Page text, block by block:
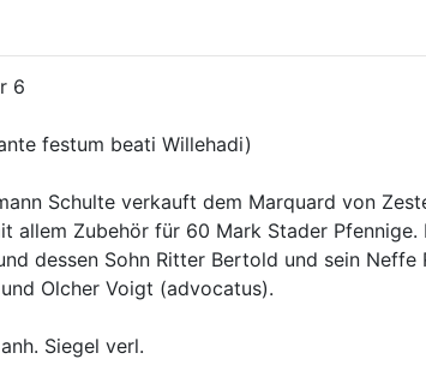
Schulte verkauft dem Marquard von
allem Zubehör für 60 Mark Stader
dessen Sohn Ritter Bertold und sein
Siegel verl.